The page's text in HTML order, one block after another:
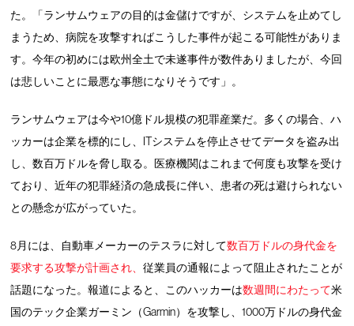
た。「ランサムウェアの目的は金儲けですが、システムを止めてし
まうため、病院を攻撃すればこうした事件が起こる可能性がありま
す。今年の初めには欧州全土で未遂事件が数件ありましたが、今回
は悲しいことに最悪な事態になりそうです」。
ランサムウェアは今や10億ドル規模の犯罪産業だ。多くの場合、ハ
ッカーは企業を標的にし、ITシステムを停止させてデータを盗み出
し、数百万ドルを脅し取る。医療機関はこれまで何度も攻撃を受け
ており、近年の犯罪経済の急成長に伴い、患者の死は避けられない
との懸念が広がっていた。
8月には、自動車メーカーのテスラに対して数百万ドルの身代金を
要求する攻撃が計画され、従業員の通報によって阻止されたことが
話題になった。報道によると、このハッカーは数週間にわたって米
国のテック企業ガーミン（Garmin）を攻撃し、1000万ドルの身代金